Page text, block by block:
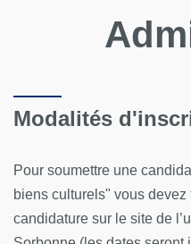
Modalités
Pour soumettre une
biens culturels" vous
candidature sur le site de